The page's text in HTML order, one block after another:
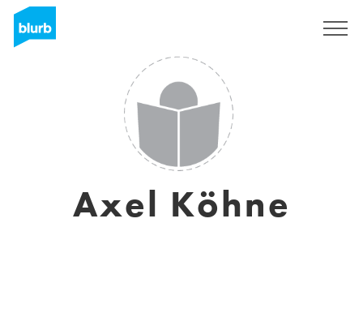
Axel Köhne